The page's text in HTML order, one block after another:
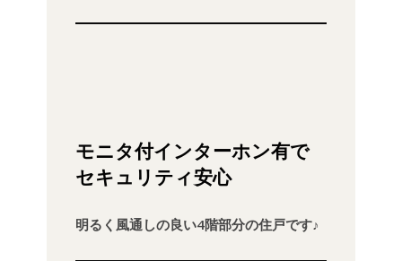
モニタ付インターホン有で
セキュリティ安心
明るく風通しの良い4階部分の住戸です♪